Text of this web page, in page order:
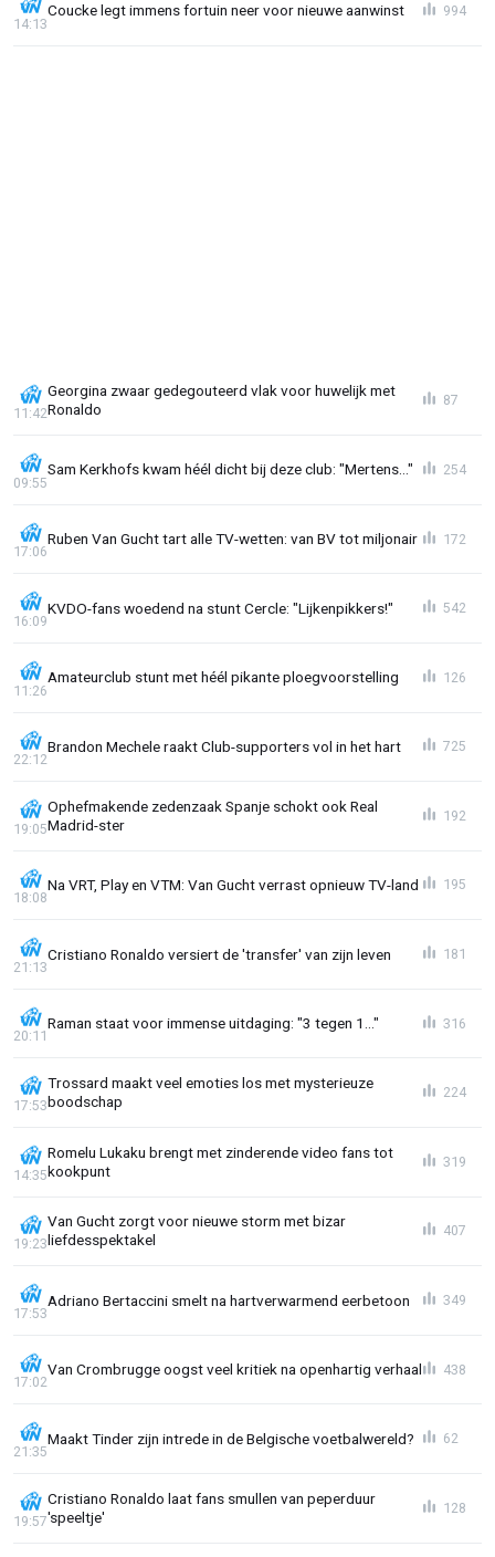
Coucke legt immens fortuin neer voor nieuwe aanwinst
14:13
994
Georgina zwaar gedegouteerd vlak voor huwelijk met
Ronaldo
11:42
87
Sam Kerkhofs kwam héél dicht bij deze club: "Mertens..."
09:55
254
Ruben Van Gucht tart alle TV-wetten: van BV tot miljonair
17:06
172
KVDO-fans woedend na stunt Cercle: "Lijkenpikkers!"
16:09
542
Amateurclub stunt met héél pikante ploegvoorstelling
11:26
126
Brandon Mechele raakt Club-supporters vol in het hart
22:12
725
Ophefmakende zedenzaak Spanje schokt ook Real
Madrid-ster
19:05
192
Na VRT, Play en VTM: Van Gucht verrast opnieuw TV-land
18:08
195
Cristiano Ronaldo versiert de 'transfer' van zijn leven
21:13
181
Raman staat voor immense uitdaging: "3 tegen 1..."
20:11
316
Trossard maakt veel emoties los met mysterieuze
boodschap
17:53
224
Romelu Lukaku brengt met zinderende video fans tot
kookpunt
14:35
319
Van Gucht zorgt voor nieuwe storm met bizar
liefdesspektakel
19:23
407
Adriano Bertaccini smelt na hartverwarmend eerbetoon
17:53
349
Van Crombrugge oogst veel kritiek na openhartig verhaal
17:02
438
Maakt Tinder zijn intrede in de Belgische voetbalwereld?
21:35
62
Cristiano Ronaldo laat fans smullen van peperduur
'speeltje'
19:57
128